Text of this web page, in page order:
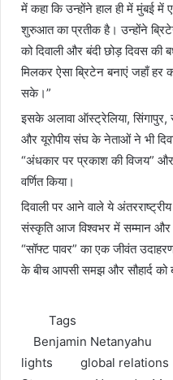
में कहा कि उन्होंने हाल ही में मुंबई में
शुरुआत का प्रतीक है। उन्होंने
को दिवाली और बंदी छोड़ दिवस
मिलकर ऐसा ब्रिटेन बनाएं जहाँ
सके।”
इसके अलावा ऑस्ट्रेलिया,
और यूरोपीय संघ के नेताओं ने भी
“अंधकार पर प्रकाश की विजय”
वर्णित किया।
दिवाली पर आने वाले ये
संस्कृति आज विश्वभर में सम्मान और
“सॉफ्ट पावर” का एक जीवंत
के बीच आपसी समझ और सौहार्द को
Tags
Benjamin Netanyahu
lights
global relations